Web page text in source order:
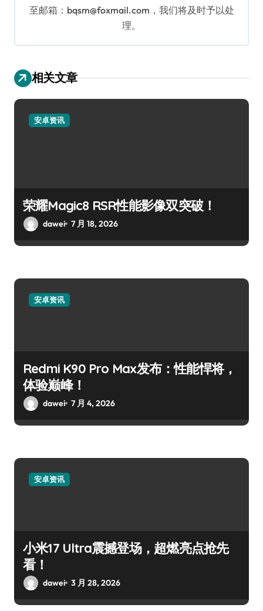
至邮箱：bqsm@foxmail.com，我们将及时予以处
理。
相关文章
安卓资讯
荣耀Magic8 RSR性能影像双突破！
dawei 7 月 18, 2026
安卓资讯
Redmi K90 Pro Max发布：性能悍将，
体验巅峰！
dawei 7 月 4, 2026
安卓资讯
小米17 Ultra震撼登场，超燃亮点抢先
看！
dawei 3 月 28, 2026